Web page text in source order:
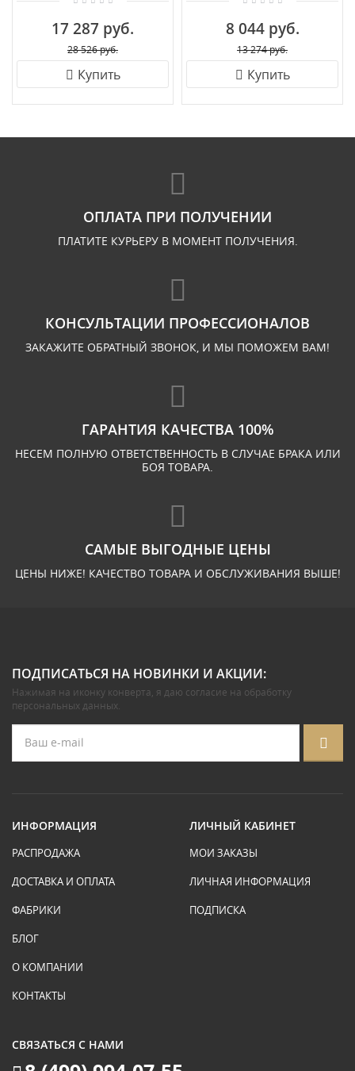
17 287 руб.
28 526 руб.
Купить
8 044 руб.
13 274 руб.
Купить
ОПЛАТА ПРИ ПОЛУЧЕНИИ
ПЛАТИТЕ КУРЬЕРУ В МОМЕНТ ПОЛУЧЕНИЯ.
КОНСУЛЬТАЦИИ ПРОФЕССИОНАЛОВ
ЗАКАЖИТЕ ОБРАТНЫЙ ЗВОНОК, И МЫ ПОМОЖЕМ ВАМ!
ГАРАНТИЯ КАЧЕСТВА 100%
НЕСЕМ ПОЛНУЮ ОТВЕТСТВЕННОСТЬ В СЛУЧАЕ БРАКА ИЛИ
БОЯ ТОВАРА.
САМЫЕ ВЫГОДНЫЕ ЦЕНЫ
ЦЕНЫ НИЖЕ! КАЧЕСТВО ТОВАРА И ОБСЛУЖИВАНИЯ ВЫШЕ!
ПОДПИСАТЬСЯ НА НОВИНКИ И АКЦИИ:
Нажимая на иконку конверта, я даю согласие на обработку
персональных данных.
ИНФОРМАЦИЯ
РАСПРОДАЖА
ДОСТАВКА И ОПЛАТА
ФАБРИКИ
БЛОГ
О КОМПАНИИ
КОНТАКТЫ
ЛИЧНЫЙ КАБИНЕТ
МОИ ЗАКАЗЫ
ЛИЧНАЯ ИНФОРМАЦИЯ
ПОДПИСКА
СВЯЗАТЬСЯ С НАМИ